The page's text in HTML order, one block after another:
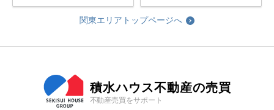
関東エリアトップページへ
積水ハウス不動産の売買
不動産売買をサポート